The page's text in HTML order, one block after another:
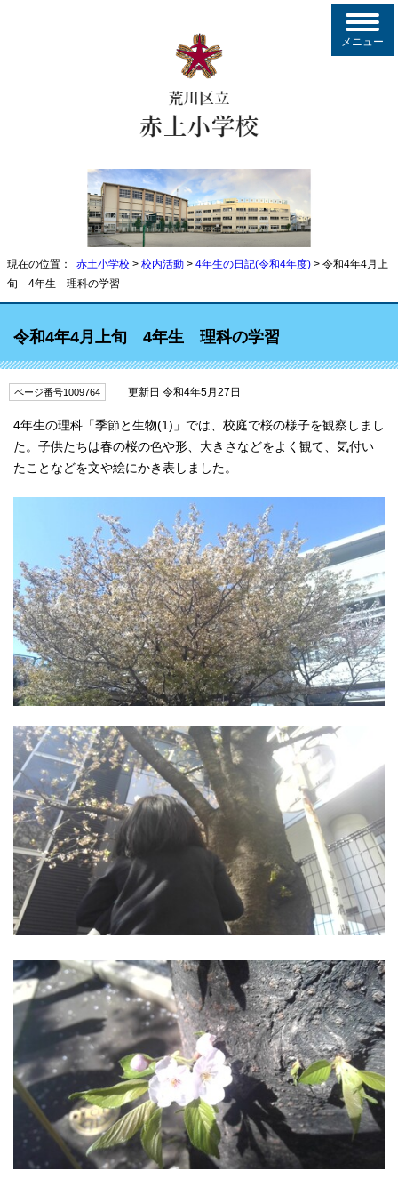
メニュー
現在の位置： 赤土小学校 > 校内活動 > 4年生の日記(令和4年度) > 令和4年4月上
旬 4年生 理科の学習
令和4年4月上旬 4年生 理科の学習
ページ番号1009764 更新日 令和4年5月27日
4年生の理科「季節と生物(1)」では、校庭で桜の様子を観察しまし
た。子供たちは春の桜の色や形、大きさなどをよく観て、気付い
たことなどを文や絵にかき表しました。